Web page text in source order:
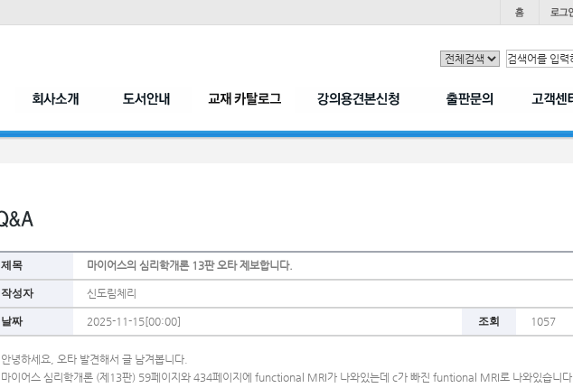
제목 마이어스의 심리학개론 13판 오타 제보합니다.
작성자 신도림체리
날짜 2025-11-15[00:00] 조회 1057
안녕하세요, 오타 발견해서 글 남겨봅니다.
마이어스 심리학개론 (제13판) 59페이지와 434페이지에 functional MRI가 나와있는데 c가 빠진 funtional MRI로 나와있습니다.